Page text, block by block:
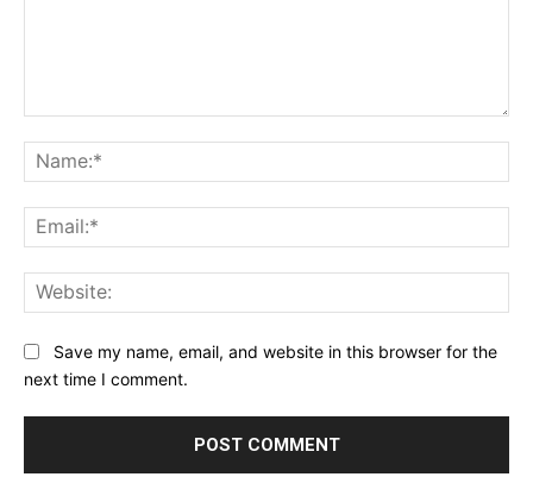
Save my name, email, and website in this browser for the
next time I comment.